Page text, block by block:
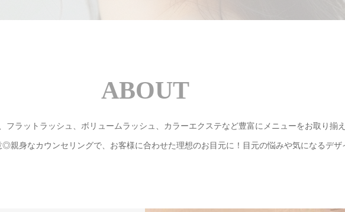
ABOUT
フラットラッシュ、ボリュームラッシュ、カラーエクステなど豊富にメニューをお取り揃
◎親身なカウンセリングで、お客様に合わせた理想のお目元に！目元の悩みや気になるデ